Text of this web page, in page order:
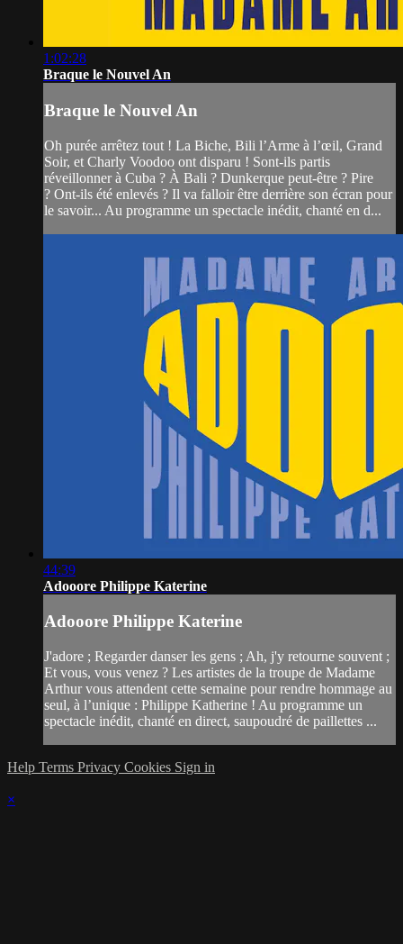
1:02:28
Braque le Nouvel An
Braque le Nouvel An
Oh purée arrêtez tout ! La Biche, Bili l’Arme à l’œil, Grand
Soir, et Charly Voodoo ont disparu ! Sont-ils partis
réveillonner à Cuba ? À Bali ? Dunkerque peut-être ? Pire
? Ont-ils été enlevés ? Il va falloir être derrière son écran pour
le savoir... Au programme un spectacle inédit, chanté en d...
44:39
Adooore Philippe Katerine
Adooore Philippe Katerine
J'adore ; Regarder danser les gens ; Ah, j'y retourne souvent ;
Et vous, vous venez ? Les artistes de la troupe de Madame
Arthur vous attendent cette semaine pour rendre hommage au
seul, à l’unique : Philippe Katherine ! Au programme un
spectacle inédit, chanté en direct, saupoudré de paillettes ...
Help Terms Privacy Cookies Sign in
×